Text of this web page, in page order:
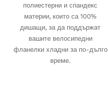
полиестерни и спандекс
материи, които са 100%
дишащи, за да поддържат
вашите велосипедни
фланелки хладни за по-дълго
време.